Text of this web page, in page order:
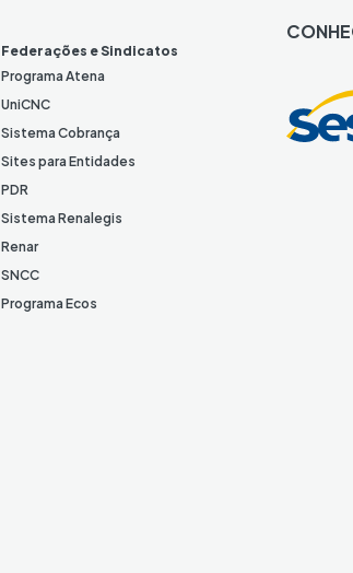
Federações e Sindicatos
Programa Atena
UniCNC
Sistema Cobrança
Sites para Entidades
PDR
Sistema Renalegis
Renar
SNCC
Programa Ecos
k
e
I
n